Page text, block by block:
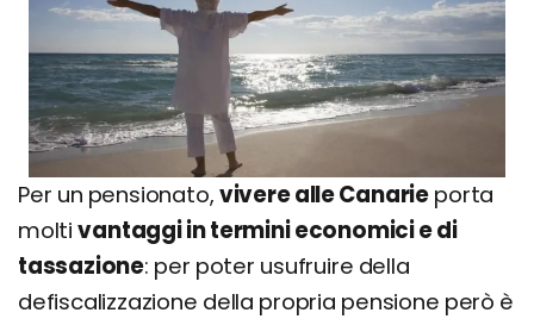
Per un pensionato, vivere alle Canarieporta
moltivantaggi in termini economici e di
tassazione: per poter usufruire della
defiscalizzazione della propria pensione però è